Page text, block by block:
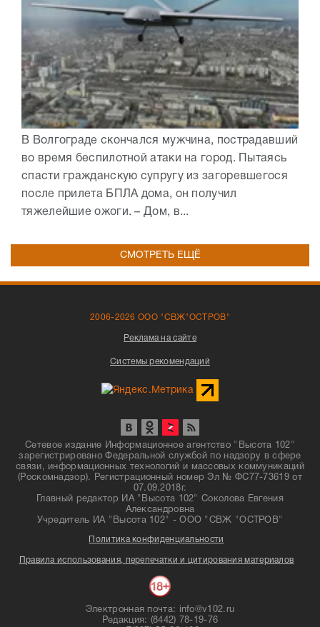
В Волгограде скончался мужчина, пострадавший
во время беспилотной атаки на город. Пытаясь
спасти гражданскую супругу из загоревшегося
после прилета БПЛА дома, он получил
тяжелейшие ожоги. – Дом, в...
СМОТРЕТЬ ЕЩЁ
2006-2026 ООО "СВЖ"ОСТРОВ"
Реклама на сайте
Системы рекомендаций
Сетевое издание Информационное агентство "Высота 102"
зарегистрировано Федеральной службой по надзору в сфере
связи, информационных технологий и массовых коммуникаций
(Роскомнадзор). Регистрационный номер Эл № ФС77-73619 от
07.09.2018г.
Главный редактор ИА "Высота 102" Соколова Евгения
Александровна
Учредитель ИА "Высота 102" - ООО "СВЖ "ОСТРОВ"
Политика конфиденциальности
Правила использования, перепечатки и цитирования материалов
Электронная почта: info@v102.ru
Редакция: (8442) 78-19-76